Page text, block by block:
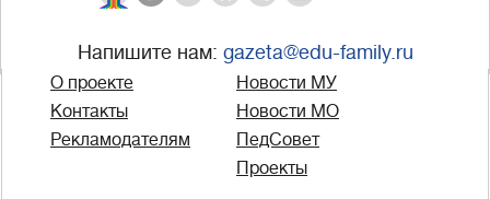
Напишите нам: gazeta@edu-family.ru
О проекте
Контакты
Рекламодателям
Новости МУ
Новости МО
ПедСовет
Проекты